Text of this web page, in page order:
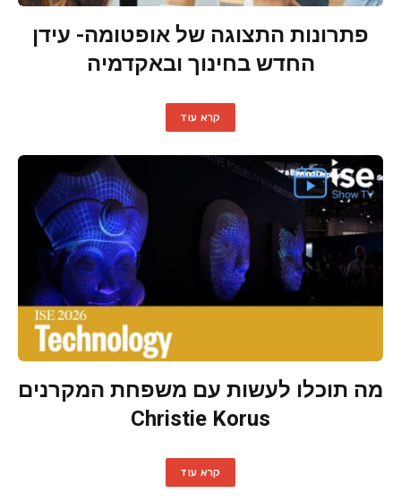
פתרונות התצוגה של אופטומה- עידן
החדש בחינוך ובאקדמיה
קרא עוד
מה תוכלו לעשות עם משפחת המקרנים
Christie Korus
קרא עוד